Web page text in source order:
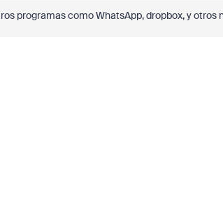
programas como WhatsApp, dropbox, y otros